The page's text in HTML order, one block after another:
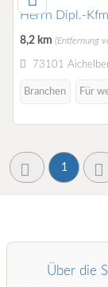
Herrn Dipl.-
8,2 km (Entfernung
73101
Branchen Für
1
Über die